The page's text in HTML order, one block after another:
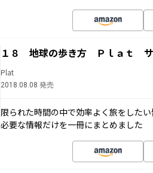
１８ 地球の歩き方 Ｐｌａｔ サ
Plat
2018.08.08 発売
限られた時間の中で効率よく旅をした
必要な情報だけを一冊にまとめました